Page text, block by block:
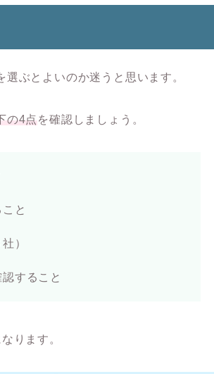
ぶとよいのか迷うと思います。
の4点 を確認しましょう。
と
）
すること
ります。